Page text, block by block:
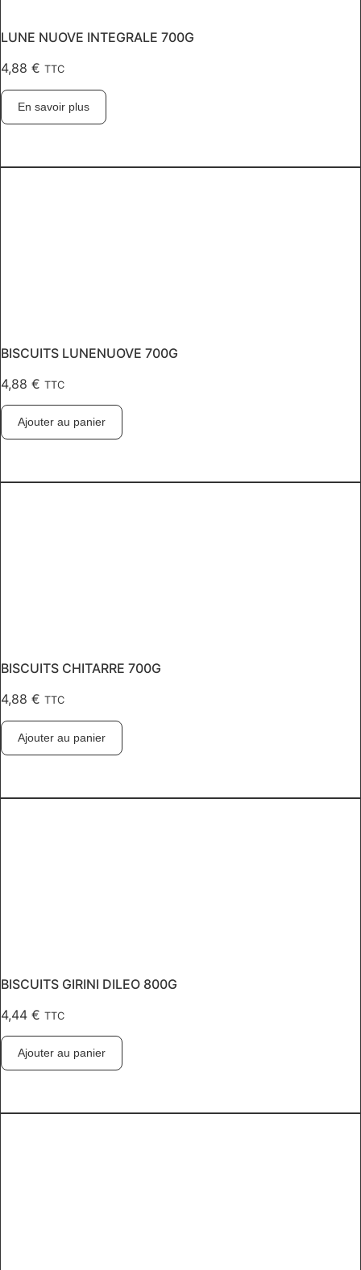
LUNE NUOVE INTEGRALE 700G
4,88 € TTC
En savoir plus
BISCUITS LUNENUOVE 700G
4,88 € TTC
Ajouter au panier
BISCUITS CHITARRE 700G
4,88 € TTC
Ajouter au panier
BISCUITS GIRINI DILEO 800G
4,44 € TTC
Ajouter au panier